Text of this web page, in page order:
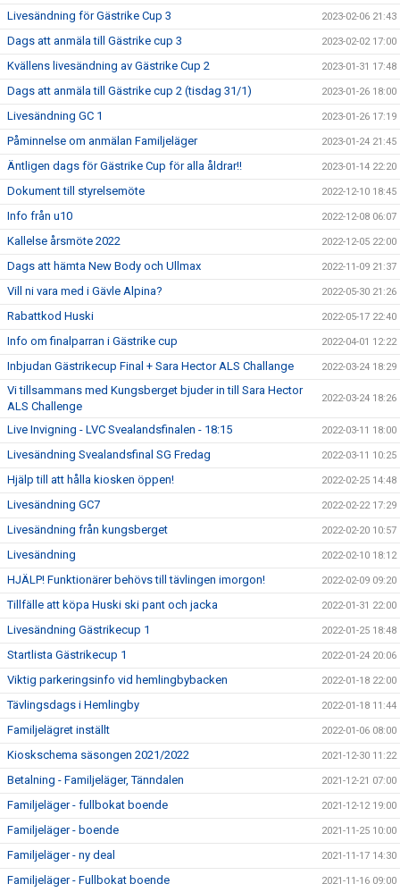
Livesändning för Gästrike Cup 3 2023-02-06 21:43
Dags att anmäla till Gästrike cup 3 2023-02-02 17:00
Kvällens livesändning av Gästrike Cup 2 2023-01-31 17:48
Dags att anmäla till Gästrike cup 2 (tisdag 31/1) 2023-01-26 18:00
Livesändning GC 1 2023-01-26 17:19
Påminnelse om anmälan Familjeläger 2023-01-24 21:45
Äntligen dags för Gästrike Cup för alla åldrar!! 2023-01-14 22:20
Dokument till styrelsemöte 2022-12-10 18:45
Info från u10 2022-12-08 06:07
Kallelse årsmöte 2022 2022-12-05 22:00
Dags att hämta New Body och Ullmax 2022-11-09 21:37
Vill ni vara med i Gävle Alpina? 2022-05-30 21:26
Rabattkod Huski 2022-05-17 22:40
Info om finalparran i Gästrike cup 2022-04-01 12:22
Inbjudan Gästrikecup Final + Sara Hector ALS Challange 2022-03-24 18:29
Vi tillsammans med Kungsberget bjuder in till Sara Hector
ALS Challenge
2022-03-24 18:26
Live Invigning - LVC Svealandsfinalen - 18:15 2022-03-11 18:00
Livesändning Svealandsfinal SG Fredag 2022-03-11 10:25
Hjälp till att hålla kiosken öppen! 2022-02-25 14:48
Livesändning GC7 2022-02-22 17:29
Livesändning från kungsberget 2022-02-20 10:57
Livesändning 2022-02-10 18:12
HJÄLP! Funktionärer behövs till tävlingen imorgon! 2022-02-09 09:20
Tillfälle att köpa Huski ski pant och jacka 2022-01-31 22:00
Livesändning Gästrikecup 1 2022-01-25 18:48
Startlista Gästrikecup 1 2022-01-24 20:06
Viktig parkeringsinfo vid hemlingbybacken 2022-01-18 22:00
Tävlingsdags i Hemlingby 2022-01-18 11:44
Familjelägret inställt 2022-01-06 08:00
Kioskschema säsongen 2021/2022 2021-12-30 11:22
Betalning - Familjeläger, Tänndalen 2021-12-21 07:00
Familjeläger - fullbokat boende 2021-12-12 19:00
Familjeläger - boende 2021-11-25 10:00
Familjeläger - ny deal 2021-11-17 14:30
Familjeläger - Fullbokat boende 2021-11-16 09:00